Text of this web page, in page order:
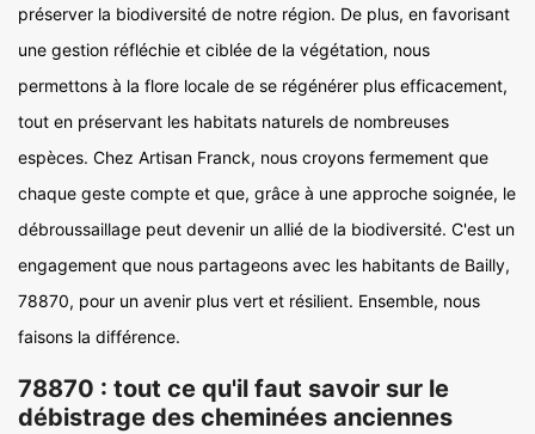
préserver la biodiversité de notre région. De plus, en favorisant
une gestion réfléchie et ciblée de la végétation, nous
permettons à la flore locale de se régénérer plus efficacement,
tout en préservant les habitats naturels de nombreuses
espèces. Chez Artisan Franck, nous croyons fermement que
chaque geste compte et que, grâce à une approche soignée, le
débroussaillage peut devenir un allié de la biodiversité. C'est un
engagement que nous partageons avec les habitants de Bailly,
78870, pour un avenir plus vert et résilient. Ensemble, nous
faisons la différence.
78870 : tout ce qu'il faut savoir sur le
débistrage des cheminées anciennes